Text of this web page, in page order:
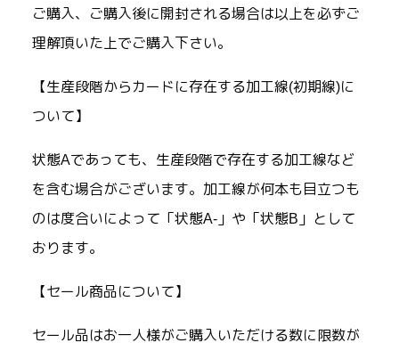
ご購入、ご購入後に開封される場合は以上を必ずご
理解頂いた上でご購入下さい。
【生産段階からカードに存在する加工線(初期線)に
ついて】
状態Aであっても、生産段階で存在する加工線など
を含む場合がございます。加工線が何本も目立つも
のは度合いによって「状態A-」や「状態B」として
おります。
【セール商品について】
セール品はお一人様がご購入いただける数に限数が